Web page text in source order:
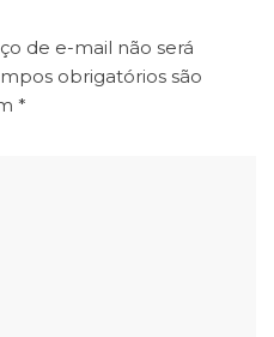
de e-mail não será
obrigatórios são
*